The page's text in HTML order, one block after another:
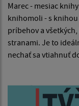
Marec - mesiac
knihomoli - s knihou
príbehov a
stranami. Je to
nechať sa vtiahnuť